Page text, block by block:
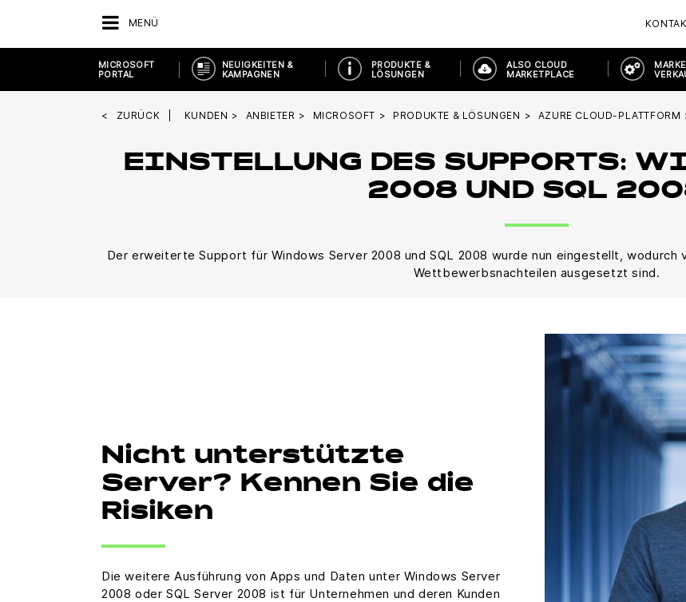
MENÜ
MICROSOFT
PORTAL
NEUIGKEITEN &
KAMPAGNEN
PRODUKTE &
LÖSUNGEN
ALSO CLOUD
MARKETPLACE
ZURÜCK KUNDEN ANBIETER MICROSOFT PRODUKTE & LÖSUNGEN AZURE CLOUD-PLATTFORM
EINSTELLUNG DES SUPPORTS:
2008 UND SQL
Der erweiterte Support für Windows Server 2008 und SQL 2008 wurde nun eingestellt, wodurch
Wettbewerbsnachteilen ausgesetzt sind.
Nicht unterstützte
Server? Kennen Sie die
Risiken
Die weitere Ausführung von Apps und Daten unter Windows Server
2008 oder SQL Server 2008 ist für Unternehmen und deren Kunden